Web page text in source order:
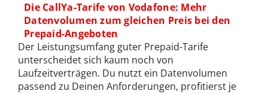
Die CallYa-Tarife von Vodafone: Mehr
Datenvolumen zum gleichen Preis bei den
Prepaid-Angeboten
Der Leistungsumfang guter Prepaid-Tarife
unterscheidet sich kaum noch von
Laufzeitverträgen. Du nutzt ein Datenvolumen
passend zu Deinen Anforderungen, profitierst je